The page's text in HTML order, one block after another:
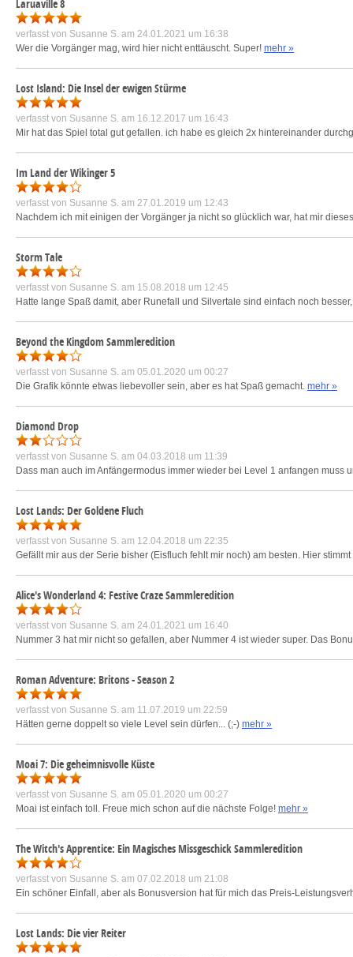
Laruaville 8
verfasst von Susanne S. am 24.01.2021 um 16:38
Wer die Vorgänger mag, wird hier nicht enttäuscht. Super! mehr »
Lost Island: Die Insel der ewigen Stürme
verfasst von Susanne S. am 16.12.2017 um 16:43
Mir hat das Spiel total gut gefallen. ich habe es gleich 2x hintereinander
Im Land der Wikinger 5
verfasst von Susanne S. am 27.01.2019 um 12:43
Nachdem ich mit einigen der Vorgänger ja nicht so glücklich war, hat mir
Storm Tale
verfasst von Susanne S. am 15.08.2018 um 12:45
Hatte lange Spaß damit, aber Runefall und Silvertale sind einfach noch
Beyond the Kingdom Sammleredition
verfasst von Susanne S. am 05.01.2020 um 00:27
Die Grafik könnte etwas liebevoller sein, aber es hat Spaß gemacht. mehr »
Diamond Drop
verfasst von Susanne S. am 04.03.2018 um 11:39
Dass man auch im Anfängermodus immer wieder bei Level 1 anfangen
Lost Lands: Der Goldene Fluch
verfasst von Susanne S. am 12.04.2018 um 22:35
Gefällt mir aus der Serie bisher (Eisfluch fehlt mir noch) am besten. Hier
Alice's Wonderland 4: Festive Craze Sammleredition
verfasst von Susanne S. am 24.01.2021 um 16:40
Nummer 3 hat mir nicht so gefallen, aber Nummer 4 ist wieder super. Das
Roman Adventure: Britons - Season 2
verfasst von Susanne S. am 11.07.2019 um 22:59
Hätten gerne doppelt so viele Level sein dürfen... (;-) mehr »
Moai 7: Die geheimnisvolle Küste
verfasst von Susanne S. am 05.01.2020 um 00:27
Moai ist einfach toll. Freue mich schon auf die nächste Folge! mehr »
The Witch's Apprentice: Ein Magisches Missgeschick Sammleredition
verfasst von Susanne S. am 07.02.2018 um 21:08
Ein schöner Einfall, aber als Bonusversion hat für mich das Preis-
Lost Lands: Die vier Reiter